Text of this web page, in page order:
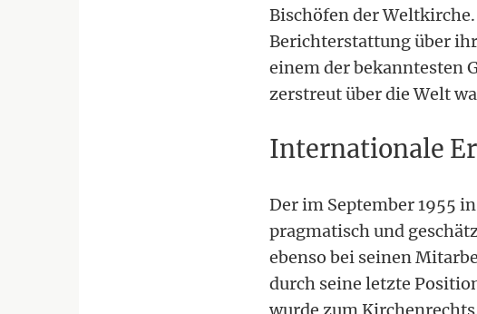
Bischöfen der
Berichterstattung über
einem der bekanntesten
zerstreut über die Welt
Internationale
Der im September 1955
pragmatisch und
ebenso bei seinen
durch seine letzte